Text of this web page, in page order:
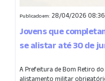
Publicado em: 28/04/2026 08:36
Jovens que
se alistar até 30 de
A Prefeitura de Bom Retiro
alistamento militar